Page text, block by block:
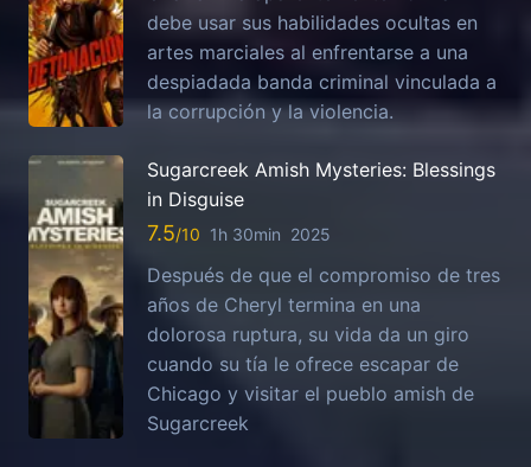
debe usar sus habilidades ocultas en
artes marciales al enfrentarse a una
despiadada banda criminal vinculada a
la corrupción y la violencia.
Sugarcreek Amish Mysteries: Blessings
in Disguise
7.5 1h 30min 2025
Después de que el compromiso de tres
años de Cheryl termina en una
dolorosa ruptura, su vida da un giro
cuando su tía le ofrece escapar de
Chicago y visitar el pueblo amish de
Sugarcreek